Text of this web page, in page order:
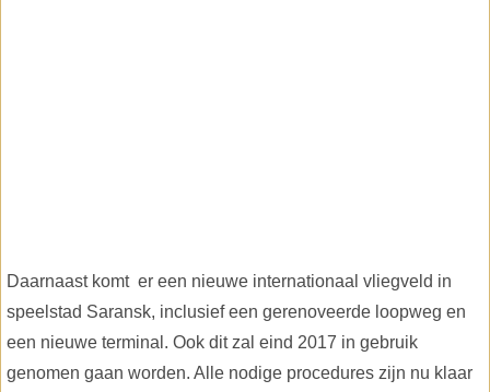
Daarnaast komt er een nieuwe internationaal vliegveld in
speelstad Saransk, inclusief een gerenoveerde loopweg en
een nieuwe terminal. Ook dit zal eind 2017 in gebruik
genomen gaan worden. Alle nodige procedures zijn nu klaar